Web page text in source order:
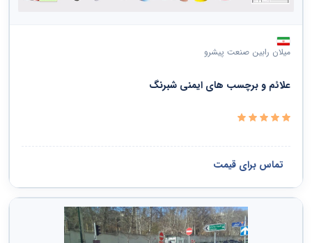
میلان رابین صنعت پیشرو
علائم و برچسب های ایمنی شبرنگ
تماس برای قیمت